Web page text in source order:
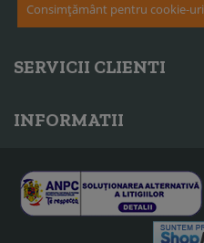
Consimțământ pentru cookie-uri
SERVICII CLIENTI
INFORMATII